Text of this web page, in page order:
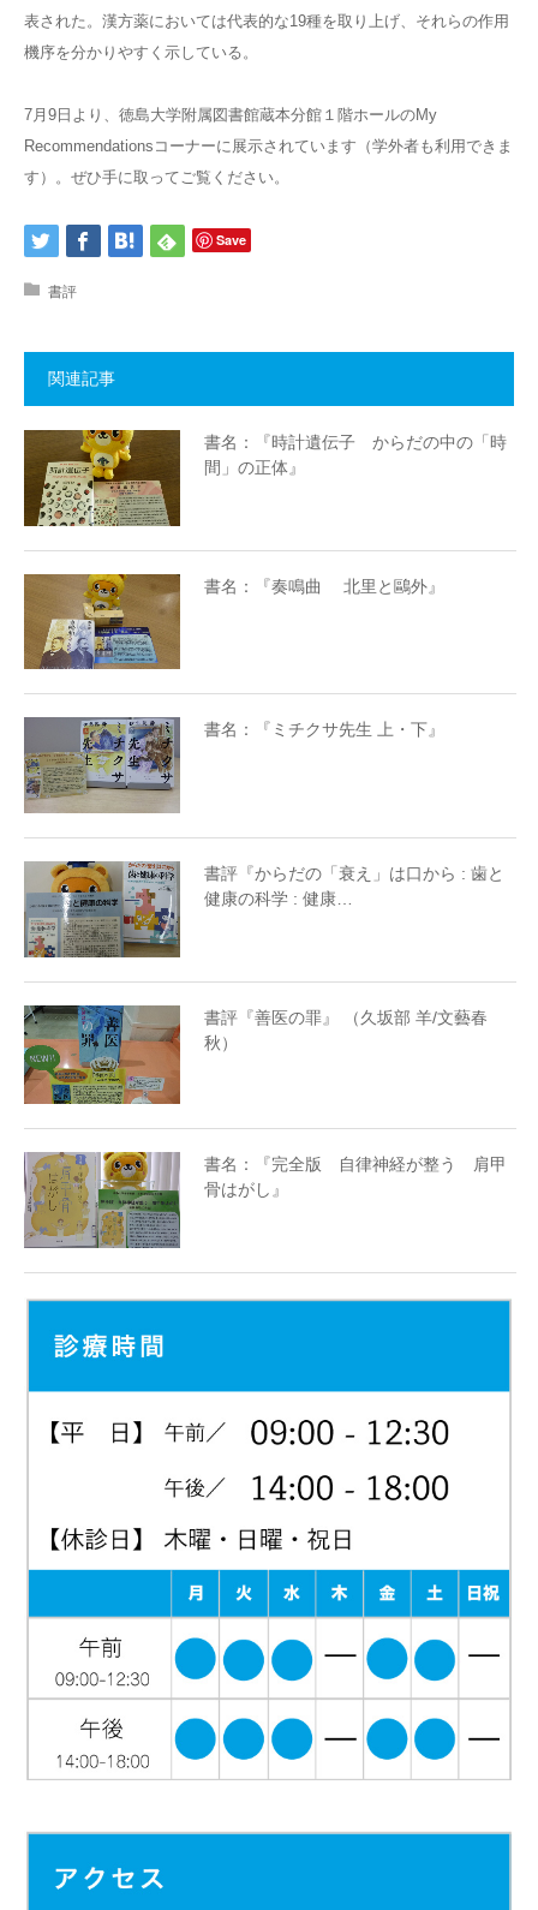
表された。漢方薬においては代表的な19種を取り上げ、それらの作用
機序を分かりやすく示している。
7月9日より、徳島大学附属図書館蔵本分館１階ホールのMy
Recommendationsコーナーに展示されています（学外者も利用できま
す）。ぜひ手に取ってご覧ください。
Save
書評
関連記事
書名：『時計遺伝子 からだの中の「時
間」の正体』
書名：『奏鳴曲 北里と鷗外』
書名：『ミチクサ先生 上・下』
書評『からだの「衰え」は口から : 歯と
健康の科学 : 健康…
書評『善医の罪』 （久坂部 羊/文藝春
秋）
書名：『完全版 自律神経が整う 肩甲
骨はがし』